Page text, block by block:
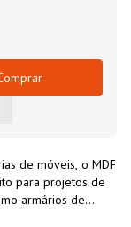
de móveis, o MDF
para projetos de
armários de
É um